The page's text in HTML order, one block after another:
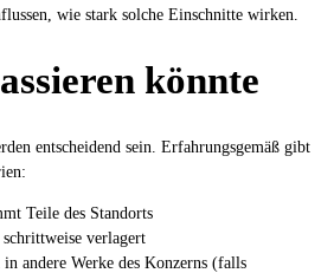
wie stark solche Einschnitte wirken.
könnte
entscheidend sein. Erfahrungsgemäß gibt
Teile des Standorts
verlagert
andere Werke des Konzerns (falls